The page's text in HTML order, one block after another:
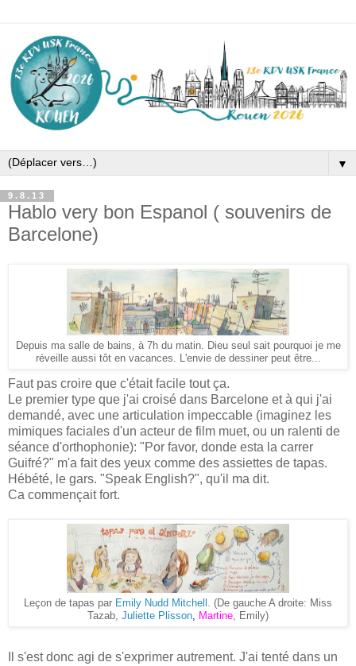
▼
9.8.13
Hablo very bon Espanol ( souvenirs de
Barcelone)
Depuis ma salle de bains, à 7h du matin. Dieu seul sait pourquoi je me
réveille aussi tôt en vacances. L'envie de dessiner peut être...
Faut pas croire que c'était facile tout ça.
Le premier type que j'ai croisé dans Barcelone et à qui j'ai
demandé, avec une articulation impeccable (imaginez les
mimiques faciales d'un acteur de film muet, ou un ralenti de
séance d'orthophonie): "Por favor, donde esta la carrer
Guifré?" m'a fait des yeux comme des assiettes de tapas.
Hébété, le gars. "Speak English?", qu'il ma dit.
Ca commençait fort.
Leçon de tapas par Emily Nudd Mitchell . (De gauche A droite: Miss
Tazab, Juliette Plisson, Martine, Emily)
Il s'est donc agi de s'exprimer autrement. J'ai tenté dans un